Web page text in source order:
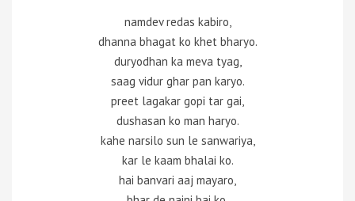
namdev redas kabiro,
dhanna bhagat ko khet bharyo.
duryodhan ka meva tyag,
saag vidur ghar pan karyo.
preet lagakar gopi tar gai,
dushasan ko man haryo.
kahe narsilo sun le sanwariya,
kar le kaam bhalai ko.
hai banvari aaj mayaro,